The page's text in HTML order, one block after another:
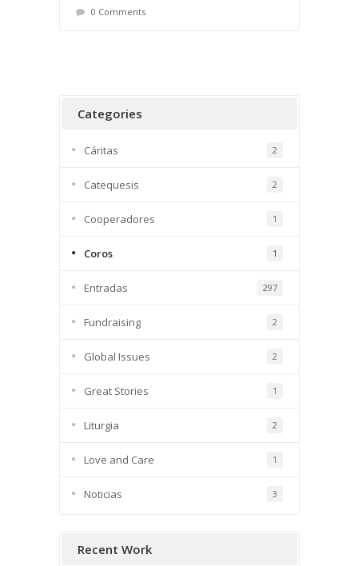
0 Comments
Categories
Cáritas 2
Catequesis 2
Cooperadores 1
Coros 1
Entradas 297
Fundraising 2
Global Issues 2
Great Stories 1
Liturgia 2
Love and Care 1
Noticias 3
Recent Work